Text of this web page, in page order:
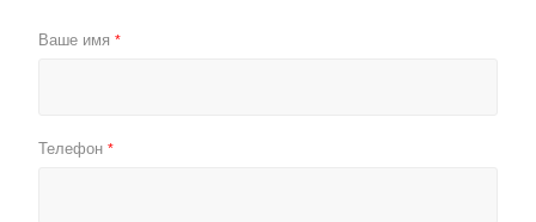
Ваше имя *
Телефон *